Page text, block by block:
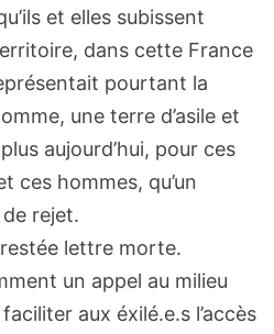
et elles subissent
dans cette France
pourtant la
une terre d’asile et
aujourd’hui, pour ces
ces hommes, qu’un
rejet.
lettre morte.
un appel au milieu
aux éxilé.e.s l’accès